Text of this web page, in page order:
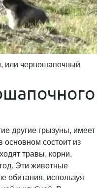
или черношапочный
другие грызуны, имеет
основном состоит из
травы, корни,
Эти животные
обитания, используя